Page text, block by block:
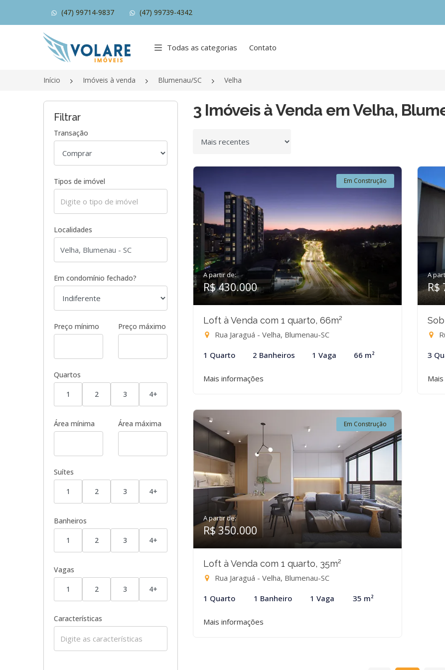
(47) 99714-9837 (47) 99739-4342
Página inicial
Todas as categorias Contato
Início Imóveis à venda Blumenau/SC Velha
Filtrar
Transação
Tipos de imóvel
Localidades
Em condomínio fechado?
Preço mínimo Preço máximo
Quartos
1 2 3 4+
Área mínima Área máxima
Suítes
1 2 3 4+
Banheiros
1 2 3 4+
Vagas
1 2 3 4+
Características
3 Imóveis à Venda em Velha,
Ordenar por
Em Construção
A partir de:
R$ 430.000
Loft à Venda com 1 quarto, 66m²
Rua Jaraguá - Velha, Blumenau-SC
1 Quarto 2 Banheiros 1 Vaga 66 m²
Mais informações
A
R$
3
Em Construção
A partir de:
R$ 350.000
Loft à Venda com 1 quarto, 35m²
Rua Jaraguá - Velha, Blumenau-SC
1 Quarto 1 Banheiro 1 Vaga 35 m²
Mais informações